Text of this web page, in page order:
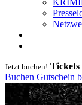
Jetzt buchen! Tickets
Buchen Gutschein